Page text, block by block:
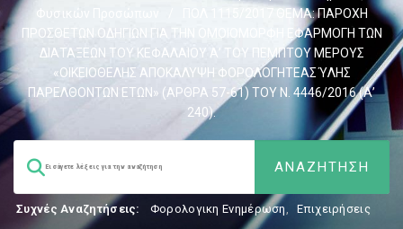
Φυσικών Προσώπων
ΠΟΛ 1115/2017 ΘΕΜΑ: ΠΑΡΟΧΗ
ΠΡΟΣΘΕΤΩΝ ΟΔΗΓΙΩΝ ΓΙΑ ΤΗΝ ΟΜΟΙΟΜΟΡΦΗ ΕΦΑΡΜΟΓΗ ΤΩΝ
ΔΙΑΤΑΞΕΩΝ ΤΟΥ ΚΕΦΑΛΑΙΟΥ Α’ ΤΟΥ ΠΕΜΠΤΟΥ ΜΕΡΟΥΣ
«ΟΙΚΕΙΟΘΕΛΗΣ ΑΠΟΚΑΛΥΨΗ ΦΟΡΟΛΟΓΗΤΕΑΣ ΎΛΗΣ
ΠΑΡΕΛΘΟΝΤΩΝ ΕΤΩΝ» (ΑΡΘΡΑ 57-61) ΤΟΥ Ν. 4446/2016 (Α’
240).
Συχνές Αναζητήσεις: Φορολογικη Ενημέρωση, Επιχειρήσεις